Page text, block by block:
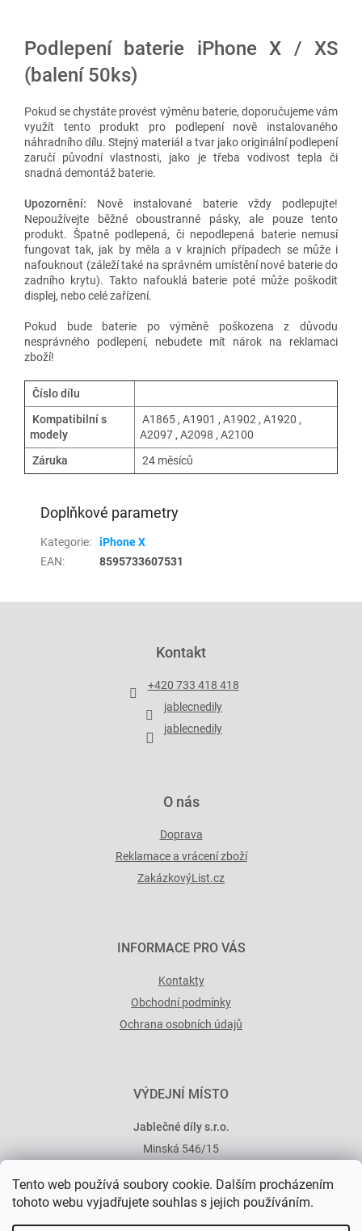
Tento web používá soubory cookie. Dalším procházením
tohoto webu vyjadřujete souhlas s jejich používáním.
Podlepení baterie iPhone X / XS
(balení 50ks)
Pokud se chystáte provést výměnu baterie, doporučujeme vám
využít tento produkt pro podlepení nově instalovaného
náhradního dílu. Stejný materiál a tvar jako originální podlepení
zaručí původní vlastnosti, jako je třeba vodivost tepla či
snadná demontáž baterie.
Upozornění: Nově instalované baterie vždy podlepujte!
Nepoužívejte běžné oboustranné pásky, ale pouze tento
produkt. Špatně podlepená, či nepodlepená baterie nemusí
fungovat tak, jak by měla a v krajních případech se může i
nafouknout (záleží také na správném umístění nové baterie do
zadního krytu). Takto nafouklá baterie poté může poškodit
displej, nebo celé zařízení.
Pokud bude baterie po výměně poškozena z důvodu
nesprávného podlepení, nebudete mít nárok na reklamaci
zboží!
Číslo dílu
Kompatibilní s
modely
A1865 , A1901 , A1902 , A1920 ,
A2097 , A2098 , A2100
Záruka
24 měsíců
Doplňkové parametry
Kategorie:
iPhone X
EAN: 8595733607531
Kontakt
+420 733 418 418
jablecnedily
jablecnedily
O nás
Doprava
Reklamace a vrácení zboží
ZakázkovýList.cz
INFORMACE PRO VÁS
Kontakty
Obchodní podmínky
Ochrana osobních údajů
VÝDEJNÍ MÍSTO
Jablečné díly s.r.o.
Minská 546/15